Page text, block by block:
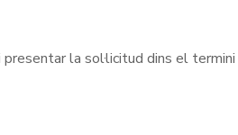
presentar la sol·licitud dins el